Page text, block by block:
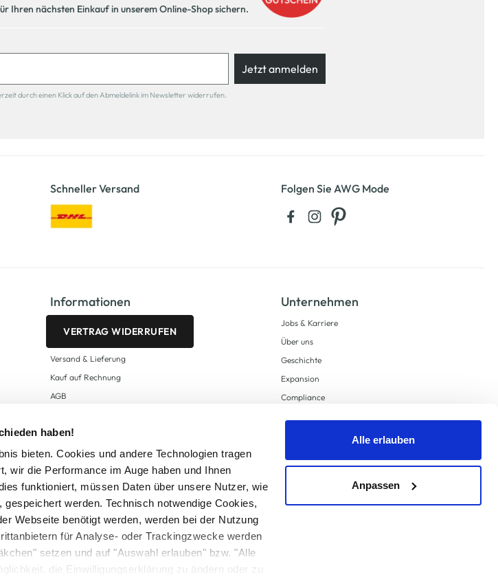
haben!
bieten. Cookies und andere Technologien tragen
wir die Performance im Auge haben und Ihnen
funktioniert, müssen Daten über unsere Nutzer, wie
werden. Technisch notwendige Cookies,
Webseite benötigt werden, werden bei der Nutzung
für Analyse- oder Trackingzwecke werden
setzen und auf "Auswahl erlauben" bzw. "Alle
die Einwilligungserklärung zu ändern oder zu
Alle erlauben
Anpassen
Ihren nächsten Einkauf in unserem Online-Shop sichern.
Jetzt anmelden
durch einen Klick auf den Abmeldelink im Newsletter widerrufen.
Schneller Versand Folgen Sie AWG Mode
Informationen
VERTRAG WIDERRUFEN
Versand & Lieferung
Kauf auf Rechnung
AGB
Zahlungsarten
Datenschutz
AWG CARD Teilnahmebedingungen
Unternehmen
Jobs & Karriere
Über uns
Geschichte
Expansion
Compliance
Supply Chain Due Diligence